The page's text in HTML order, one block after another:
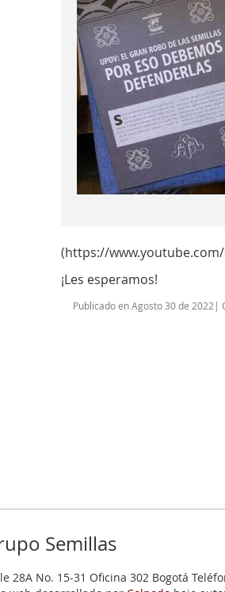
(https://www.youtube.com/
¡Les esperamos!
Publicado en Agosto 30 de 2022|
Semillas
28A No. 15-31 Oficina 302 Bogotá